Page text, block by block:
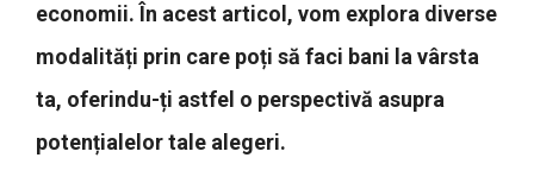
economii. În acest articol, vom explora diverse
modalități prin care poți să faci bani la vârsta
ta, oferindu-ți astfel o perspectivă asupra
potențialelor tale alegeri.